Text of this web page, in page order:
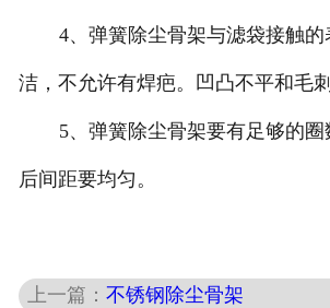
4、弹簧除尘骨架与滤袋接触
洁，不允许有焊疤。凹凸不平和毛刺
5、弹簧除尘骨架要有足够的
后间距要均匀。
上一篇：不锈钢除尘骨架